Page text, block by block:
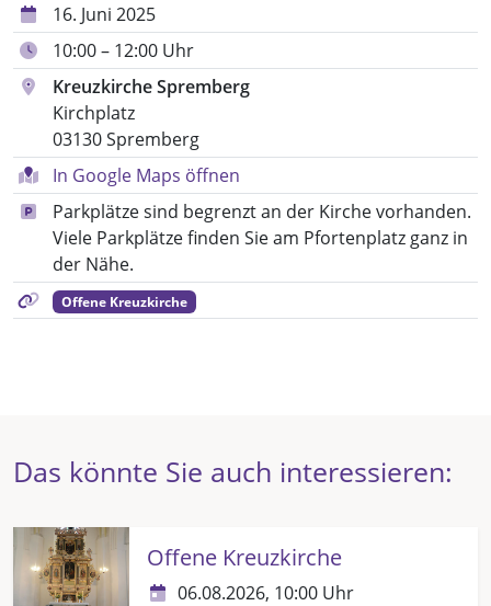
16. Juni 2025
10:00 – 12:00 Uhr
Kreuzkirche Spremberg
Kirchplatz
03130 Spremberg
In Google Maps öffnen
Parkplätze sind begrenzt an der Kirche vorhanden.
Viele Parkplätze finden Sie am Pfortenplatz ganz in
der Nähe.
Offene Kreuzkirche
Das könnte Sie auch interessieren:
Offene Kreuzkirche
06.08.2026, 10:00 Uhr